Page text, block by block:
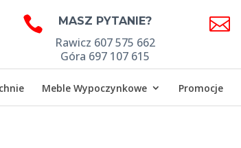
 MASZ PYTANIE?
Rawicz 607 575 662
Góra 697 107 615

Meble Wypoczynkowe Promocje